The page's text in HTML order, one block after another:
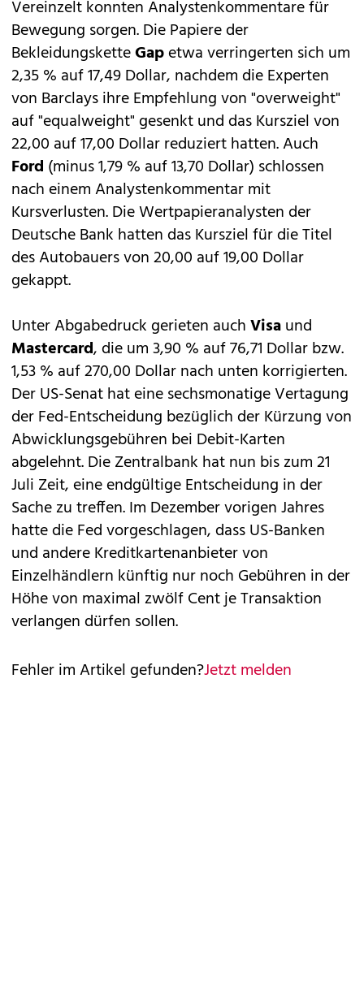
Vereinzelt konnten Analystenkommentare für
Bewegung sorgen. Die Papiere der
BekleidungsketteGapetwa verringerten sich um
2,35 % auf 17,49 Dollar, nachdem die Experten
von Barclays ihre Empfehlung von "overweight"
auf "equalweight" gesenkt und das Kursziel von
22,00 auf 17,00 Dollar reduziert hatten. Auch
Ford (minus 1,79 % auf 13,70 Dollar) schlossen
nach einem Analystenkommentar mit
Kursverlusten. Die Wertpapieranalysten der
Deutsche Bank hatten das Kursziel für die Titel
des Autobauers von 20,00 auf 19,00 Dollar
gekappt.
Unter Abgabedruck gerieten auchVisaund
Mastercard, die um 3,90 % auf 76,71 Dollar bzw.
1,53 % auf 270,00 Dollar nach unten korrigierten.
Der US-Senat hat eine sechsmonatige Vertagung
der Fed-Entscheidung bezüglich der Kürzung von
Abwicklungsgebühren bei Debit-Karten
abgelehnt. Die Zentralbank hat nun bis zum 21
Juli Zeit, eine endgültige Entscheidung in der
Sache zu treffen. Im Dezember vorigen Jahres
hatte die Fed vorgeschlagen, dass US-Banken
und andere Kreditkartenanbieter von
Einzelhändlern künftig nur noch Gebühren in der
Höhe von maximal zwölf Cent je Transaktion
verlangen dürfen sollen.
Fehler im Artikel gefunden?Jetzt melden